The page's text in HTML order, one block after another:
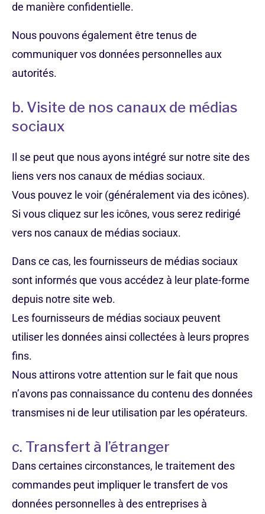
de manière confidentielle.
Nous pouvons également être tenus de
communiquer vos données personnelles aux
autorités.
b. Visite de nos canaux de médias
sociaux
Il se peut que nous ayons intégré sur notre site des
liens vers nos canaux de médias sociaux.
Vous pouvez le voir (généralement via des icônes).
Si vous cliquez sur les icônes, vous serez redirigé
vers nos canaux de médias sociaux.
Dans ce cas, les fournisseurs de médias sociaux
sont informés que vous accédez à leur plate-forme
depuis notre site web.
Les fournisseurs de médias sociaux peuvent
utiliser les données ainsi collectées à leurs propres
fins.
Nous attirons votre attention sur le fait que nous
n’avons pas connaissance du contenu des données
transmises ni de leur utilisation par les opérateurs.
c. Transfert à l’étranger
Dans certaines circonstances, le traitement des
commandes peut impliquer le transfert de vos
données personnelles à des entreprises à